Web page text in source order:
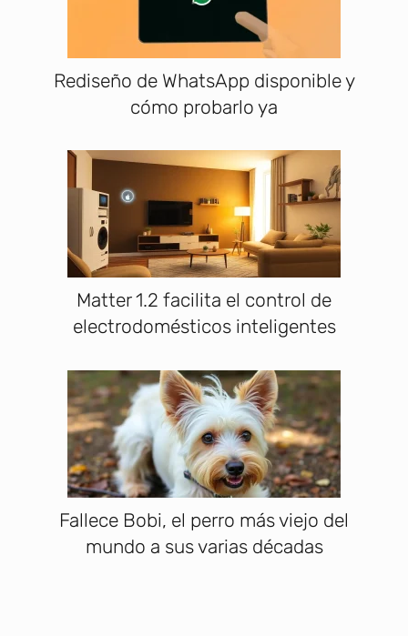
Rediseño de WhatsApp disponible y
cómo probarlo ya
Matter 1.2 facilita el control de
electrodomésticos inteligentes
Fallece Bobi, el perro más viejo del
mundo a sus varias décadas